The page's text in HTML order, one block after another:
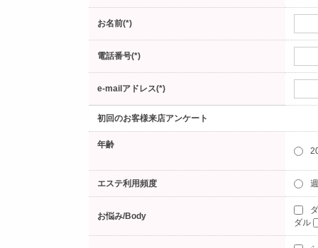
お名前(*)
電話番号(*)
e-mailアドレス(*)
初回のお客様来店アンケート
年齢
エステ利用頻度
お悩み/Body
ダル